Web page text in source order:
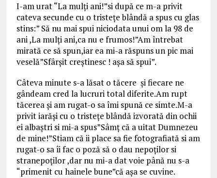
I-am urat “La mulţi ani!”si după ce m-a privit
cateva secunde cu o tristeţe blândă a spus cu glas
stins:” Să nu mai spui niciodata unui om la 98 de
ani ,La mulţi ani,ca nu e frumos!”Am întrebat
mirată ce să spun,iar ea mi-a răspuns un pic mai
veselă”Sfârşit creştinesc ! aşa să spui”.
Câteva minute s-a lăsat o tăcere şi fiecare ne
gândeam cred la lucruri total diferite.Am rupt
tăcerea şi am rugat-o sa îmi spună ce simte.M-a
privit iarăşi cu o tristeţe blândă izvorată din ochii
ei albaştri si mi-a spus”Sâmţ că a uitat Dumnezeu
de mine!”Stiam că ii place sa fie fotografiată si am
rugat-o sa îi fac o poză să o dau nepoţilor si
stranepoţilor ,dar nu mi-a dat voie până nu s-a
“primenit cu hainele bune”că aşa se cuvine.